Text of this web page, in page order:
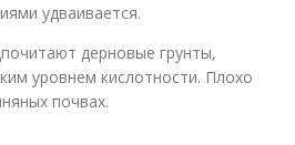
удваивается.
дерновые грунты,
уровнем кислотности. Плохо
почвах.